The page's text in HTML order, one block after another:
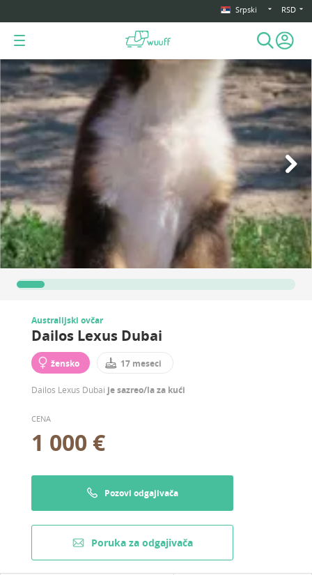
Srpski RSD
Australijski ovčar
Dailos Lexus Dubai
žensko 17 meseci
Dailos Lexus Dubai je sazreo/la za kući
CENA
1 000 €
Pozovi odgajivača
Poruka za odgajivača